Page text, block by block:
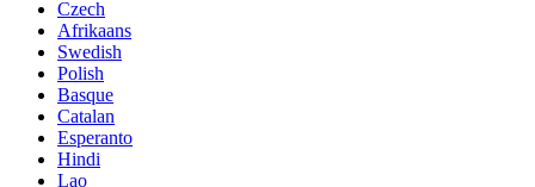
Czech
Afrikaans
Swedish
Polish
Basque
Catalan
Esperanto
Hindi
Lao